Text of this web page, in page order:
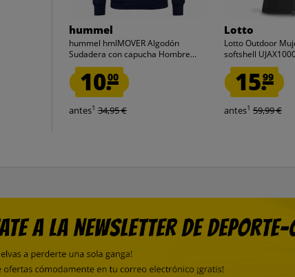
hummel
hummel hmlMOVER Algodón
Sudadera con capucha Hombre...
10.00
antes1 34,95 €
Lotto
Lotto Outdoor
softshell
15.99
antes1 59,99 €